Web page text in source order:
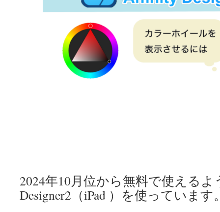
2024年10月位から無料で使える
Designer2（iPad ）を使っています